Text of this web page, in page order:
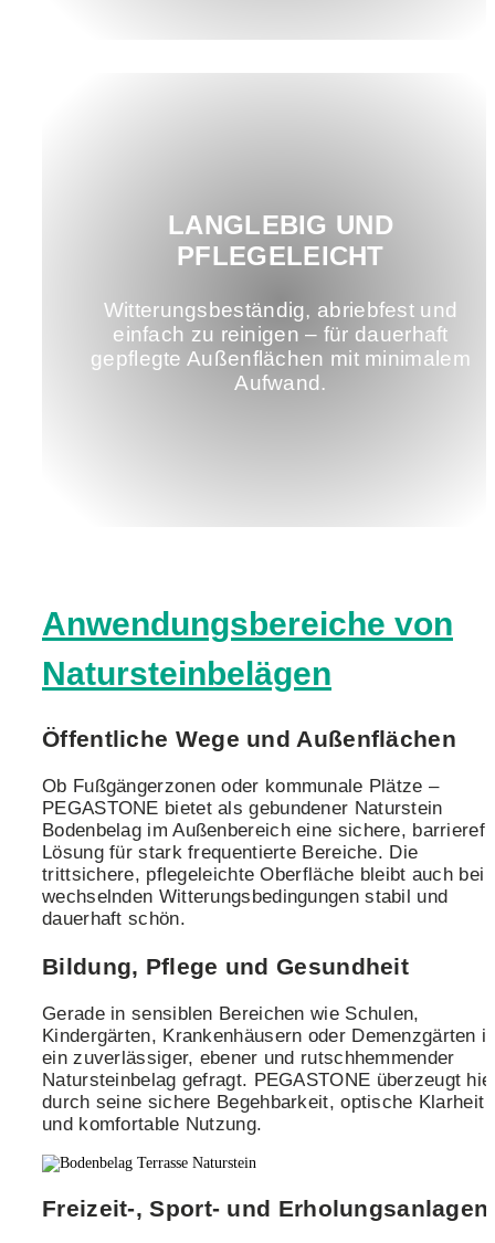
LANGLEBIG UND
PFLEGELEICHT
Witterungsbeständig, abriebfest und
einfach zu reinigen – für dauerhaft
gepflegte Außenflächen mit minimalem
Aufwand.
Anwendungsbereiche von
Natursteinbelägen
Öffentliche Wege und Außenflächen
Ob Fußgängerzonen oder kommunale Plätze –
PEGASTONE bietet als gebundener Naturstein
Bodenbelag im Außenbereich eine sichere,
Lösung für stark frequentierte Bereiche. Die
trittsichere, pflegeleichte Oberfläche bleibt auch bei
wechselnden Witterungsbedingungen stabil und
dauerhaft schön.
Bildung, Pflege und Gesundheit
Gerade in sensiblen Bereichen wie Schulen,
Kindergärten, Krankenhäusern oder Demenzgärten
ein zuverlässiger, ebener und rutschhemmender
Natursteinbelag gefragt. PEGASTONE überzeugt
durch seine sichere Begehbarkeit, optische Klarheit
und komfortable Nutzung.
Freizeit-, Sport- und Erholungsanlagen